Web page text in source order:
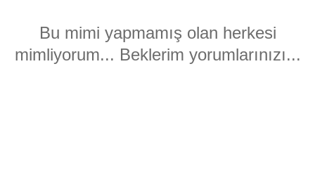
Bu mimi yapmamış olan herkesi
mimliyorum... Beklerim yorumlarınızı...